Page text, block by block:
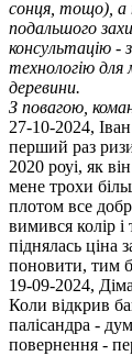
сонця, тощо), а
подальшого
консультацію -
технологію для
деревини.
З повагою,
27-10-2024, Іван
перший раз
2020 роуі, як
мене трохи
плотом все
вимився колір
піднялась ціна
поновити, тим
19-09-2024, Діма
Коли відкрив
палісандра -
повернення -